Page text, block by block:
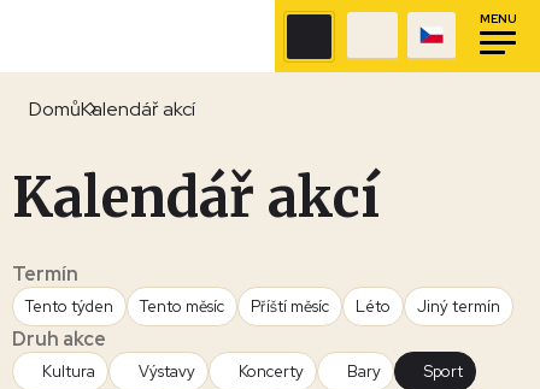
MENU
DomůKalendář akcí
Kalendář akcí
Termín
Tento týden Tento měsíc Příští měsíc Léto Jiný termín
Druh akce
Kultura Výstavy Koncerty Bary
Sport